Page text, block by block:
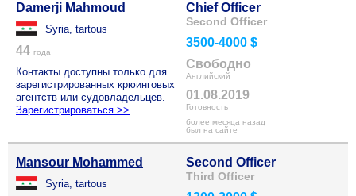
Damerji Mahmoud
Syria, tartous
44 года
Контакты доступны только для
зарегистрированных крюинговых
агентств или судовладельцев.
Зарегистрироваться >>
Chief Officer
Second Officer
3500-4000 $
Свободно
Английский
01.08.2019
Готовность
более месяца назад
был на сайте
Mansour Mohammed
Syria, tartous
Second Officer
Third Officer